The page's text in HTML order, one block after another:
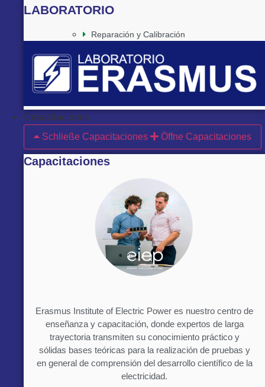
LABORATORIO
Reparación y Calibración
Capacitaciones
Schließe Capacitaciones
Öffne Capacitaciones
Capacitaciones
Erasmus Institute of Electric Power es nuestro centro de
enseñanza y capacitación, donde expertos de larga
trayectoria transmiten su conocimiento práctico y
sólidas bases teóricas para la realización de pruebas y
en general de comprensión del desarrollo científico de la
electricidad.